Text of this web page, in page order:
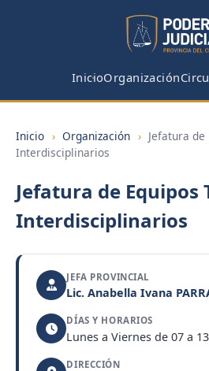
InicioOrganización
Inicio › Organización › Jefatura de
Interdisciplinarios
Jefatura de Equipos
Interdisciplinarios
JEFA PROVINCIAL
Lic. Anabella Ivana
DÍAS Y HORARIOS
Lunes a Viernes de 07 a
DIRECCIÓN